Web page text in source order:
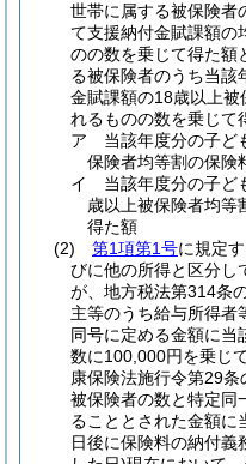
世帯に属する被保険者
て支援納付金賦課額の
のの数を乗じて得た額
る被保険者のうち当該
金賦課額の18歳以上被
れるものの数を乗じて
ア
当該年度分の子ど
保険者均等割の保険
イ
当該年度分の子ど
歳以上被保険者均等
得た額
(2)
第1項第1号に規定
びに他の所得と区分し
が、地方税法第314条
主等のうち給与所得者
同号に定める金額に当
数に100,000円を乗じ
康保険法施行令第29
被保険者の数と特定同
ることとされた金額に
日後に保険料の納付義